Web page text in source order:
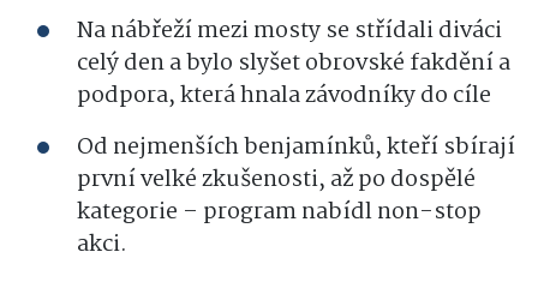
Na nábřeží mezi mosty se střídali diváci
celý den a bylo slyšet obrovské fakdění a
podpora, která hnala závodníky do cíle
Od nejmenších benjamínků, kteří sbírají
první velké zkušenosti, až po dospělé
kategorie – program nabídl non-stop
akci.